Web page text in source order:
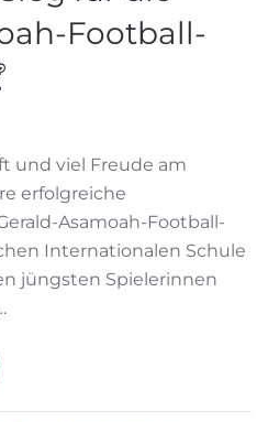
Football-
und viel Freude am
erfolgreiche
Asamoah-Football-
Internationalen Schule
jüngsten Spielerinnen